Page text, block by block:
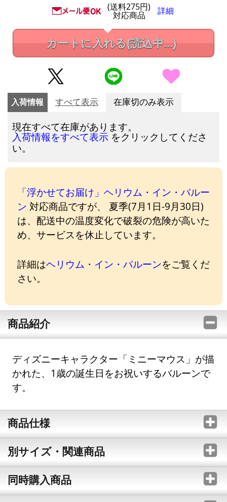
(送料275円)
対応商品 詳細
カートに入れる(読込中...)
入荷情報 すべて表示 在庫切のみ表示
現在すべて在庫があります。
入荷情報をすべて表示 をクリックしてくださ
い。
「浮かせてお届け」ヘリウム・イン・バルー
ン 対応商品ですが、 夏季(7月1日-9月30日)
は、配送中の温度変化で破裂の危険が高いた
め、サービスを休止しています。
詳細はヘリウム・イン・バルーンをご覧くだ
さい。
商品紹介
ディズニーキャラクター「ミニーマウス」が描
かれた、1歳の誕生日をお祝いするバルーンで
す。
商品仕様
別サイズ・関連商品
同時購入商品